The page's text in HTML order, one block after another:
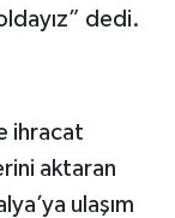
dedi.
ihracat
aktaran
ulaşım